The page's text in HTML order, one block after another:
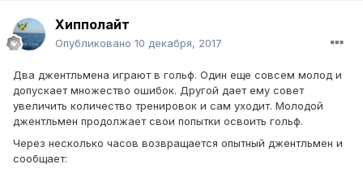
Хипполайт
Опубликовано 10 декабря, 2017
Два джентльмена играют в гольф. Один еще совсем молод и
допускает множество ошибок. Другой дает ему совет
увеличить количество тренировок и сам уходит. Молодой
джентльмен продолжает свои попытки освоить гольф.
Через несколько часов возвращается опытный джентльмен и
сообщает: